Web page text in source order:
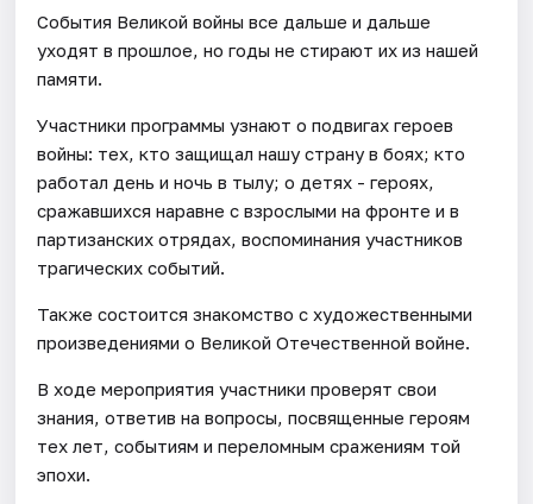
События Великой войны все дальше и дальше
уходят в прошлое, но годы не стирают их из нашей
памяти.
Участники программы узнают о подвигах героев
войны: тех, кто защищал нашу страну в боях; кто
работал день и ночь в тылу; о детях - героях,
сражавшихся наравне с взрослыми на фронте и в
партизанских отрядах, воспоминания участников
трагических событий.
Также состоится знакомство с художественными
произведениями о Великой Отечественной войне.
В ходе мероприятия участники проверят свои
знания, ответив на вопросы, посвященные героям
тех лет, событиям и переломным сражениям той
эпохи.